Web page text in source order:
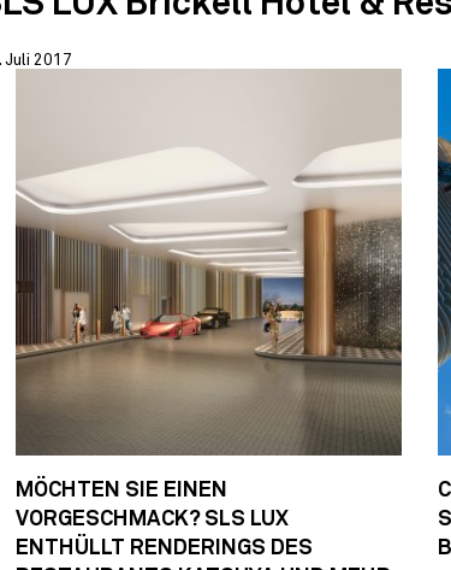
Juli 2017
MÖCHTEN SIE EINEN
VORGESCHMACK? SLS LUX
ENTHÜLLT RENDERINGS DES